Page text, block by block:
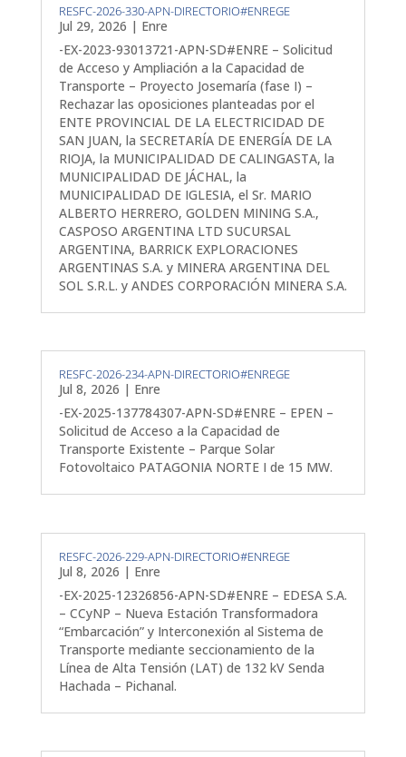
RESFC-2026-330-APN-DIRECTORIO#ENREGE
Jul 29, 2026 | Enre
-EX-2023-93013721-APN-SD#ENRE – Solicitud
de Acceso y Ampliación a la Capacidad de
Transporte – Proyecto Josemaría (fase I) –
Rechazar las oposiciones planteadas por el
ENTE PROVINCIAL DE LA ELECTRICIDAD DE
SAN JUAN, la SECRETARÍA DE ENERGÍA DE LA
RIOJA, la MUNICIPALIDAD DE CALINGASTA, la
MUNICIPALIDAD DE JÁCHAL, la
MUNICIPALIDAD DE IGLESIA, el Sr. MARIO
ALBERTO HERRERO, GOLDEN MINING S.A.,
CASPOSO ARGENTINA LTD SUCURSAL
ARGENTINA, BARRICK EXPLORACIONES
ARGENTINAS S.A. y MINERA ARGENTINA DEL
SOL S.R.L. y ANDES CORPORACIÓN MINERA S.A.
RESFC-2026-234-APN-DIRECTORIO#ENREGE
Jul 8, 2026 | Enre
-EX-2025-137784307-APN-SD#ENRE – EPEN –
Solicitud de Acceso a la Capacidad de
Transporte Existente – Parque Solar
Fotovoltaico PATAGONIA NORTE I de 15 MW.
RESFC-2026-229-APN-DIRECTORIO#ENREGE
Jul 8, 2026 | Enre
-EX-2025-12326856-APN-SD#ENRE – EDESA S.A.
– CCyNP – Nueva Estación Transformadora
“Embarcación” y Interconexión al Sistema de
Transporte mediante seccionamiento de la
Línea de Alta Tensión (LAT) de 132 kV Senda
Hachada – Pichanal.